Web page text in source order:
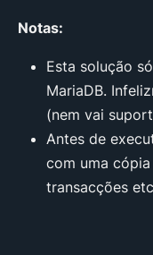
Notas:
Esta solução
MariaDB.
(nem vai
Antes de
com uma
transacções